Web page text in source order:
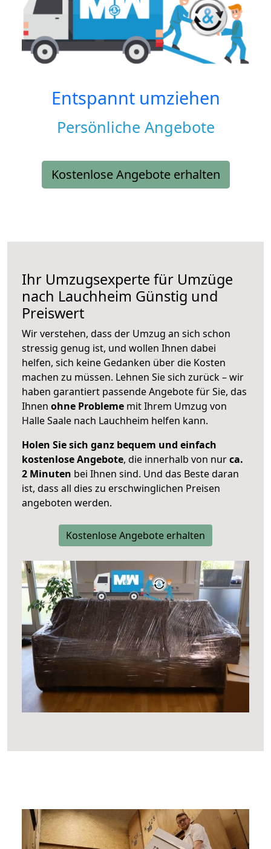
Entspannt umziehen
Persönliche Angebote
Kostenlose Angebote erhalten
Ihr Umzugsexperte für Umzüge
nach Lauchheim Günstig und
Preiswert
Wir verstehen, dass der Umzug an sich schon
stressig genug ist, und wollen Ihnen dabei
helfen, sich keine Gedanken über die Kosten
machen zu müssen. Lehnen Sie sich zurück – wir
haben garantiert passende Angebote für Sie, das
Ihnen ohne Probleme mit Ihrem Umzug von
Halle Saale nach Lauchheim helfen kann.
Holen Sie sich ganz bequem und einfach
kostenlose Angebote, die innerhalb von nurca.
2 Minuten bei Ihnen sind. Und das Beste daran
ist, dass all dies zu erschwinglichen Preisen
angeboten werden.
Kostenlose Angebote erhalten